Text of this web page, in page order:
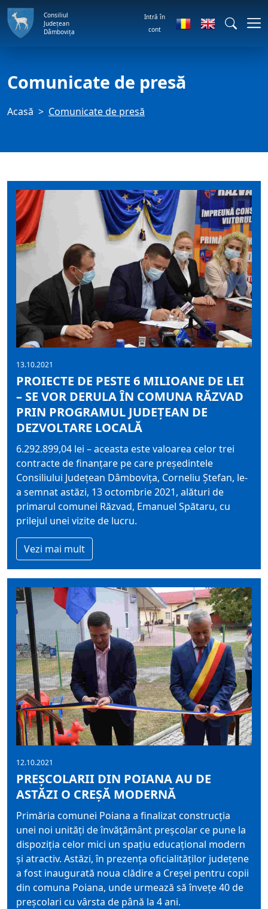
Consiliul
Județean
Dâmbovița
Intră în
cont
Comunicate de presă
Acasă Comunicate de presă
13.10.2021
PROIECTE DE PESTE 6 MILIOANE DE LEI
– SE VOR DERULA ÎN COMUNA RĂZVAD
PRIN PROGRAMUL JUDEȚEAN DE
DEZVOLTARE LOCALĂ
6.292.899,04 lei – aceasta este valoarea celor trei
contracte de finanțare pe care președintele
Consiliului Județean Dâmbovița, Corneliu Ștefan, le-
a semnat astăzi, 13 octombrie 2021, alături de
primarul comunei Răzvad, Emanuel Spătaru, cu
prilejul unei vizite de lucru.
Vezi mai mult
12.10.2021
PREȘCOLARII DIN POIANA AU DE
ASTĂZI O CREȘĂ MODERNĂ
Primăria comunei Poiana a finalizat construcția
unei noi unități de învățământ preșcolar ce pune la
dispoziția celor mici un spațiu educațional modern
și atractiv. Astăzi, în prezența oficialităților județene
a fost inaugurată noua clădire a Creșei pentru copii
din comuna Poiana, unde urmează să învețe 40 de
preșcolari cu vârsta de până la 4 ani.